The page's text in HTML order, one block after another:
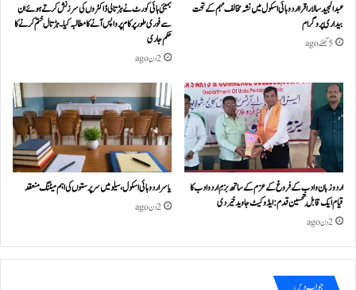
عبدالمجید سالار اقرا اردو ہائی اسکول میں نشہ مخالف مہم کے تحت
بیداری پروگرام
5 گھنٹے ago
بمبئی ہائی کورٹ نے ہڑتالی ڈاکٹروں کی سرزنش کرتے ہوئے ان
سے فوری طور پر کام پر واپس آنے کا مطالبہ کیا۔ہڑتال ختم کرنے کا
حکم جاری
2 دن ago
اردو زبان و ادب کے فروغ کے عزم کے ساتھ بزمِ اردو ادب کا
قیام ایک قابلِ تحسین قدم : ایڈوکیٹ جاوید خیردی
2 دن ago
یاسر اردو ہائی اسکول، سیلو میں سرپرستوں کی اہم میٹنگ منعقد
2 دن ago